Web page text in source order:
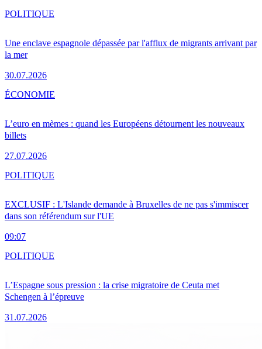
Une enclave espagnole dépassée par l'afflux de migrants arrivant par
la mer
30.07.2026
POLITIQUE
L’euro en mèmes : quand les Européens détournent les nouveaux
billets
27.07.2026
ÉCONOMIE
EXCLUSIF : L'Islande demande à Bruxelles de ne pas s'immiscer
dans son référendum sur l'UE
09:07
POLITIQUE
L’Espagne sous pression : la crise migratoire de Ceuta met
Schengen à l’épreuve
31.07.2026
POLITIQUE